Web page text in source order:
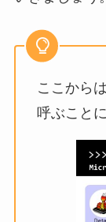
ここから
呼ぶこと